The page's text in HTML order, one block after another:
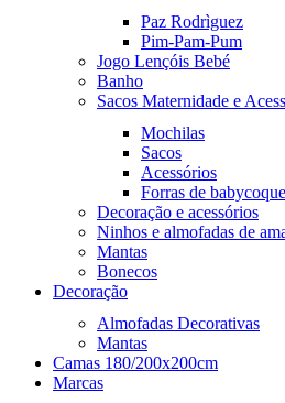
Paz Rodrìguez
Pim-Pam-Pum
Jogo Lençóis Bebé
Banho
Sacos Maternidade e
Mochilas
Sacos
Acessórios
Forras de
Decoração e acessórios
Ninhos e almofadas de
Mantas
Bonecos
Decoração
Almofadas Decorativas
Mantas
Camas 180/200x200cm
Marcas